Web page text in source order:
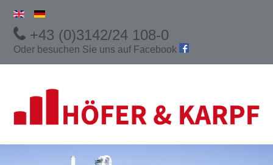
+43 (0)3142/24 108-0
Oder besuchen Sie uns auf Facebook